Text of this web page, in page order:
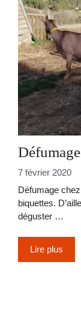
7 février 2020
Défumage
biquettes.
déguster …
Lire plus